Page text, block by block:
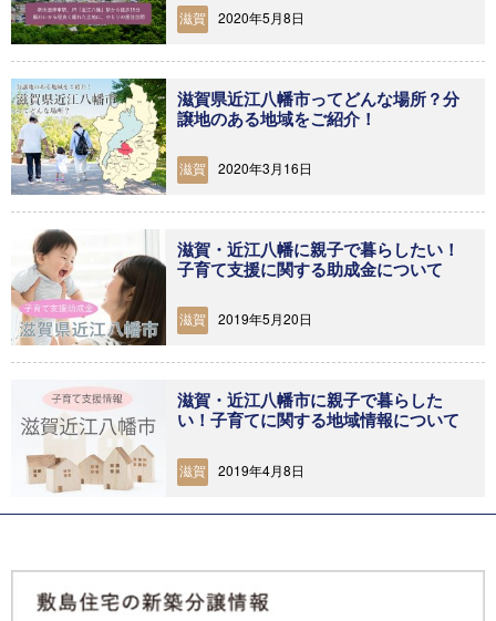
滋賀 2020年5月8日
滋賀県近江八幡市ってどんな場所？分
譲地のある地域をご紹介！
滋賀 2020年3月16日
滋賀・近江八幡に親子で暮らしたい！
子育て支援に関する助成金について
滋賀 2019年5月20日
滋賀・近江八幡市に親子で暮らした
い！子育てに関する地域情報について
滋賀 2019年4月8日